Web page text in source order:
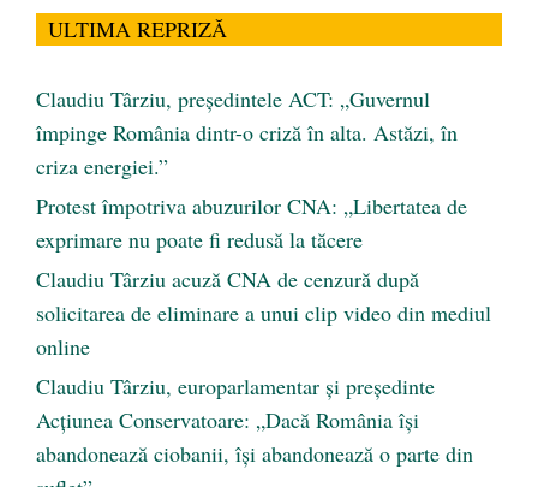
ULTIMA REPRIZĂ
Claudiu Târziu, președintele ACT: „Guvernul
împinge România dintr-o criză în alta. Astăzi, în
criza energiei.”
Protest împotriva abuzurilor CNA: „Libertatea de
exprimare nu poate fi redusă la tăcere
Claudiu Târziu acuză CNA de cenzură după
solicitarea de eliminare a unui clip video din mediul
online
Claudiu Târziu, europarlamentar și președinte
Acțiunea Conservatoare: „Dacă România își
abandonează ciobanii, își abandonează o parte din